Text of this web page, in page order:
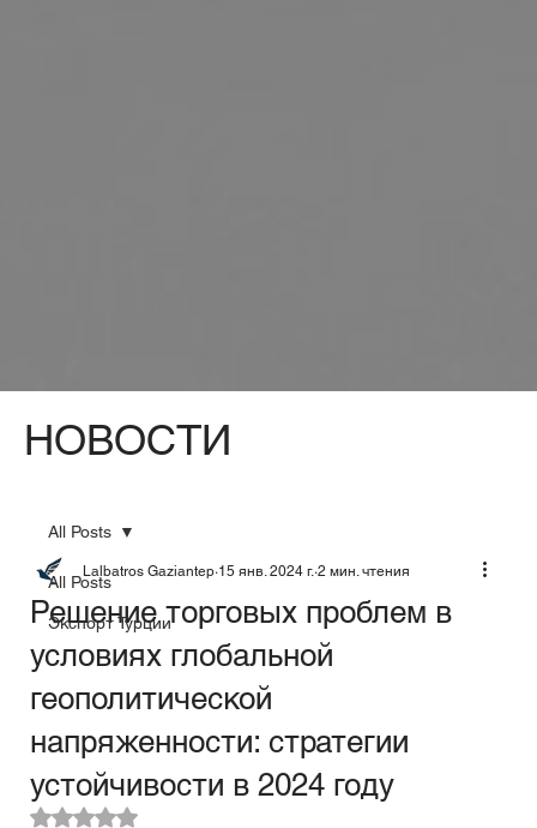
All Posts
Экспорт Турции
All Posts
Решение торговых проблем в
условиях глобальной
геополитической
напряженности: стратегии
устойчивости в 2024 году
Lalbatros Gaziantep 15 янв. 2024 г. 2 мин. чтения
Оценка: не число из 5 звезд.
НОВОСТИ